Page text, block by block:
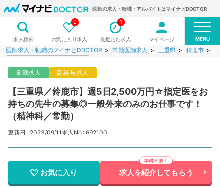
医師の求人・転職・アルバイトはマイナビDOCTOR
求人検索 お気に入り求人
0
最近見た求人
1
マイページ MENU
医師求人・転職のマイナビDOCTOR 常勤医師求人 三重県 鈴鹿市
常勤求人 高給与求人
【三重県／鈴鹿市】週5日2,500万円☆指定医をお
持ちの先生の募集◎一般外来のみのお仕事です！
（精神科／常勤）
更新日 : 2023/09/11求人No : 692100
お気に入り 求人を紹介してもらう